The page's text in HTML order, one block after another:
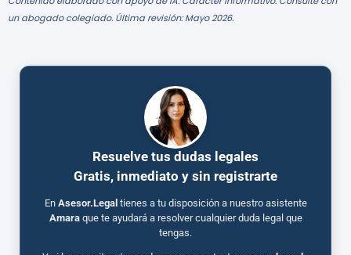
un abogado colegiado. Última revisión: Mayo 2026.
Resuelve tus dudas legales
Gratis, inmediato y sin registrarte
En Asesor.Legal tienes a tu disposición a nuestro asistente
Amaraque te ayudará a resolver cualquier duda legal que
tengas.